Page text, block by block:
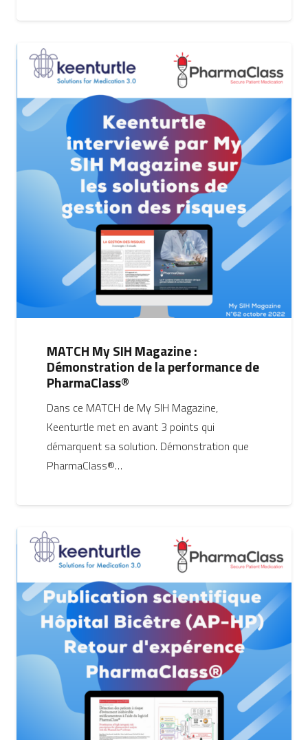
MATCH My SIH Magazine :
Démonstration de la performance de
PharmaClass®
Dans ce MATCH de My SIH Magazine,
Keenturtle met en avant 3 points qui
démarquent sa solution. Démonstration que
PharmaClass®…